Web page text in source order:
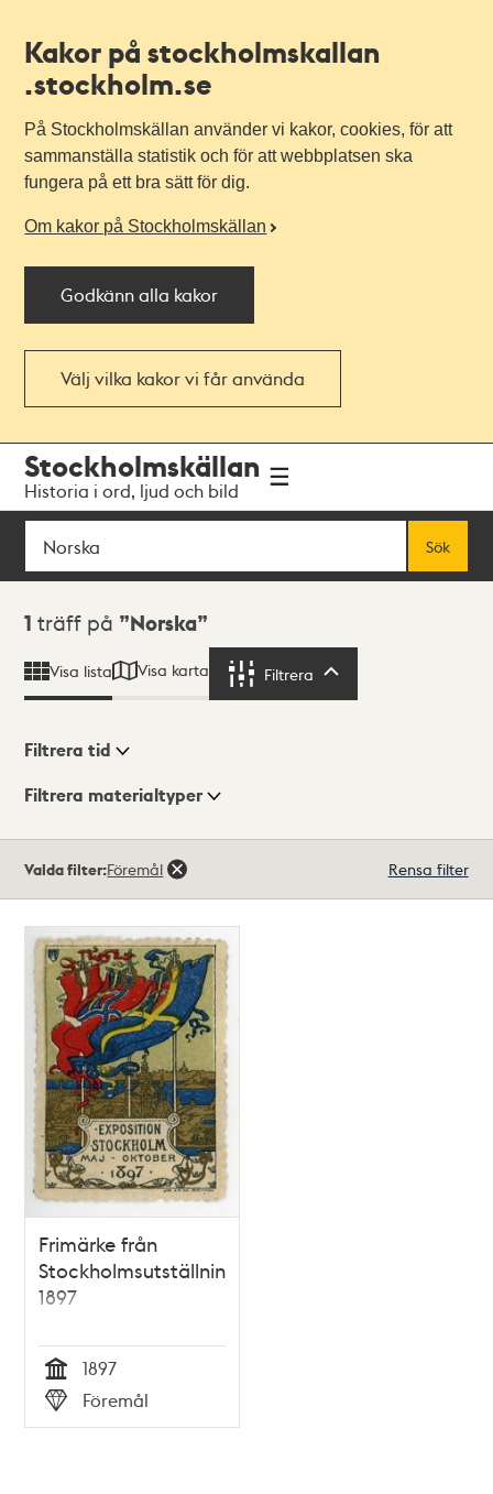
Kakor på stockholmskallan
.stockholm.se
På Stockholmskällan använder vi kakor, cookies, för att
sammanställa statistik och för att webbplatsen ska
fungera på ett bra sätt för dig.
Om kakor på Stockholmskällan
Godkänn alla kakor
Välj vilka kakor vi får använda
navigationen
huvudinnehållet
Stockholmskällan
Historia i ord, ljud och bild
Sök
Sök
Sökresultat
1 träff på Norska
Visa lista Visa karta Filtrera
Visningsläge
Filtrera tid
Filtrera materialtyper
träffar
Valda filter:Föremål Rensa filter
Frimärke från
Stockholmsutställningen
1897
Tid
1897
Typ
Föremål